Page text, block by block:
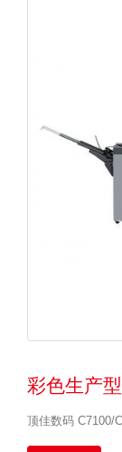
彩色生产
顶佳数码 C7100/